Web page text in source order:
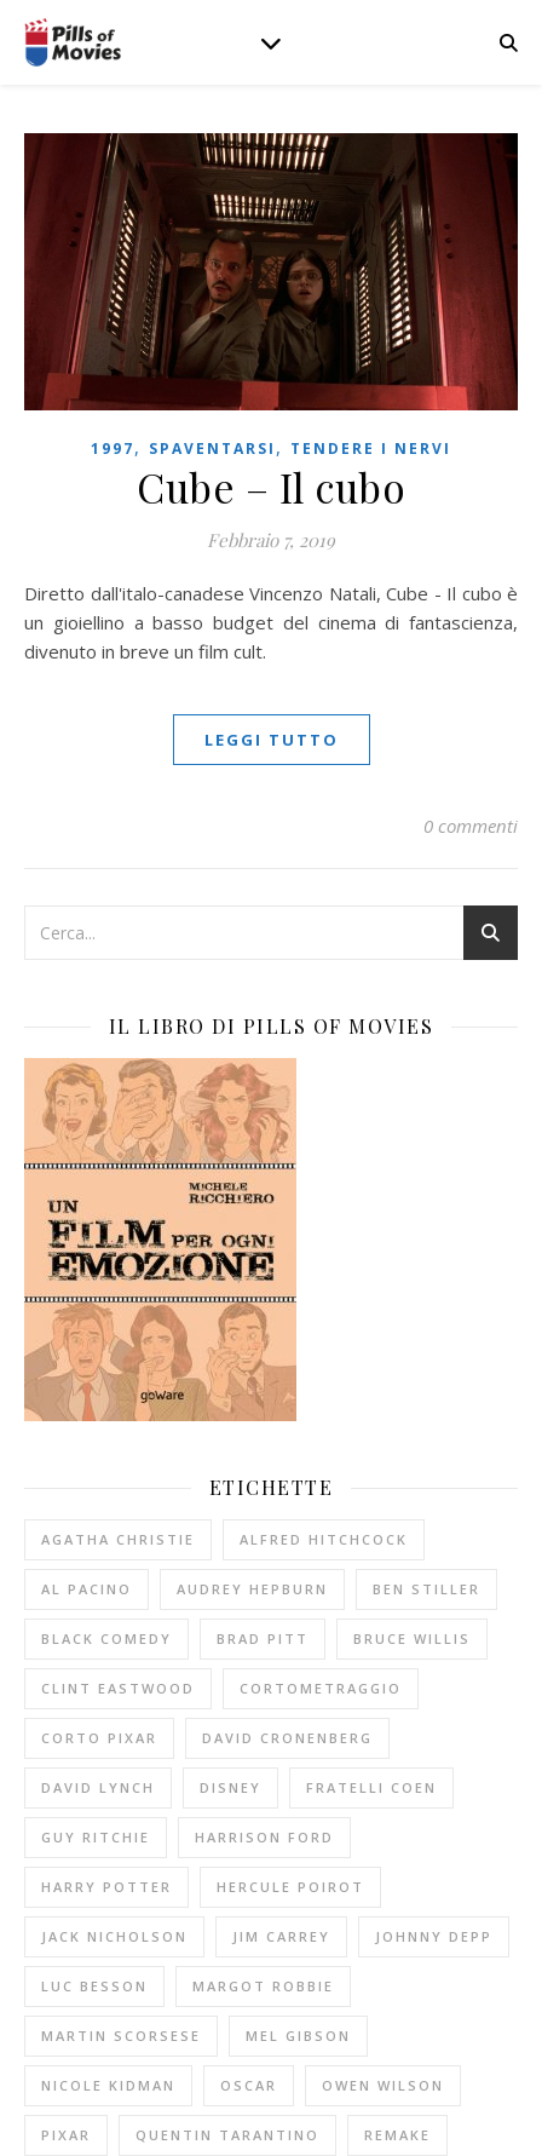
1997, SPAVENTARSI , TENDERE I NERVI
Cube – Il cubo
Febbraio 7, 2019
Diretto dall'italo-canadese Vincenzo Natali, Cube - Il cubo è
un gioiellino a basso budget del cinema di fantascienza,
divenuto in breve un film cult.
LEGGI TUTTO
0 commenti
IL LIBRO DI PILLS OF MOVIES
ETICHETTE
AGATHA CHRISTIE ALFRED HITCHCOCK
AL PACINO AUDREY HEPBURN BEN STILLER
BLACK COMEDY BRAD PITT BRUCE WILLIS
CLINT EASTWOOD CORTOMETRAGGIO
CORTO PIXAR DAVID CRONENBERG
DAVID LYNCH DISNEY FRATELLI COEN
GUY RITCHIE HARRISON FORD
HARRY POTTER HERCULE POIROT
JACK NICHOLSON JIM CARREY JOHNNY DEPP
LUC BESSON MARGOT ROBBIE
MARTIN SCORSESE MEL GIBSON
NICOLE KIDMAN OSCAR OWEN WILSON
PIXAR QUENTIN TARANTINO REMAKE